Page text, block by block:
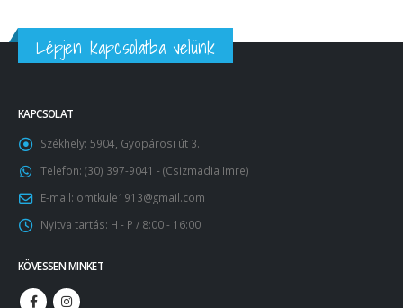
Székhely:
Telefon:
(30) 397-9041 - (Csizmadia Imre)
E-mail:
omtkule1913@gmail.com
Nyitva tartás:
H - P / 8:00 - 16:00
KÖVESSEN MINKET